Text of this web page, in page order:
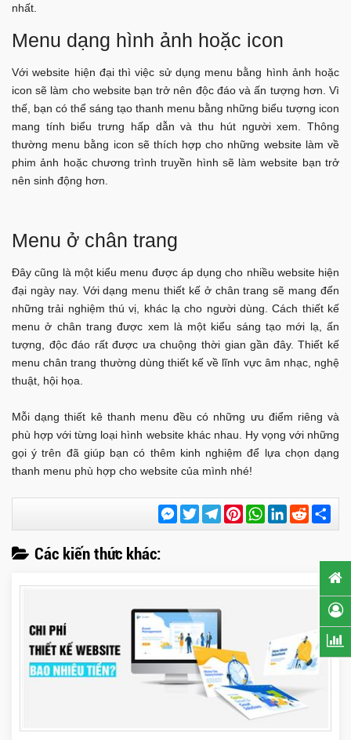
nhất.
Menu dạng hình ảnh hoặc icon
Với website hiện đại thì việc sử dụng menu bằng hình ảnh hoặc
icon sẽ làm cho website bạn trở nên độc đáo và ấn tượng hơn. Vì
thế, bạn có thể sáng tạo thanh menu bằng những biểu tượng icon
mang tính biểu trưng hấp dẫn và thu hút người xem. Thông
thường menu bằng icon sẽ thích hợp cho những website làm về
phim ảnh hoặc chương trình truyền hình sẽ làm website bạn trở
nên sinh động hơn.
Menu ở chân trang
Đây cũng là một kiểu menu được áp dụng cho nhiều website hiện
đại ngày nay. Với dạng menu thiết kế ở chân trang sẽ mang đến
những trải nghiệm thú vị, khác lạ cho người dùng. Cách thiết kế
menu ở chân trang được xem là một kiểu sáng tạo mới lạ, ấn
tượng, độc đáo rất được ưa chuộng thời gian gần đây. Thiết kế
menu chân trang thường dùng thiết kế về lĩnh vực âm nhạc, nghệ
thuật, hội họa.
Mỗi dạng thiết kê thanh menu đều có những ưu điểm riêng và
phù hợp với từng loại hình website khác nhau. Hy vọng với những
gọi ý trên đã giúp bạn có thêm kinh nghiệm để lựa chọn dạng
thanh menu phù hợp cho website của mình nhé!
Messenger
TwitterTelegramPinterestWhatsApp
LinkedIn
Reddit
Các kiến thức khác: